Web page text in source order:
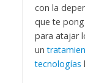
con la
que te
para atajar
un
tecnologías